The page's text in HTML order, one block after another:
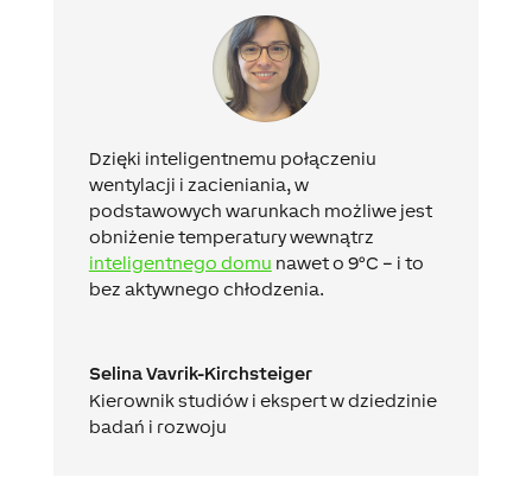
Dzięki inteligentnemu połączeniu
wentylacji i zacieniania, w
podstawowych warunkach możliwe jest
obniżenie temperatury wewnątrz
inteligentnego domu nawet o 9°C – i to
bez aktywnego chłodzenia.
Selina Vavrik-Kirchsteiger
Kierownik studiów i ekspert w dziedzinie
badań i rozwoju